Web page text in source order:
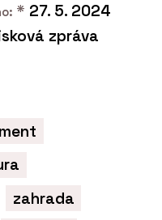
jen vaše.
* 27. 5. 2024
zpráva
zahrada